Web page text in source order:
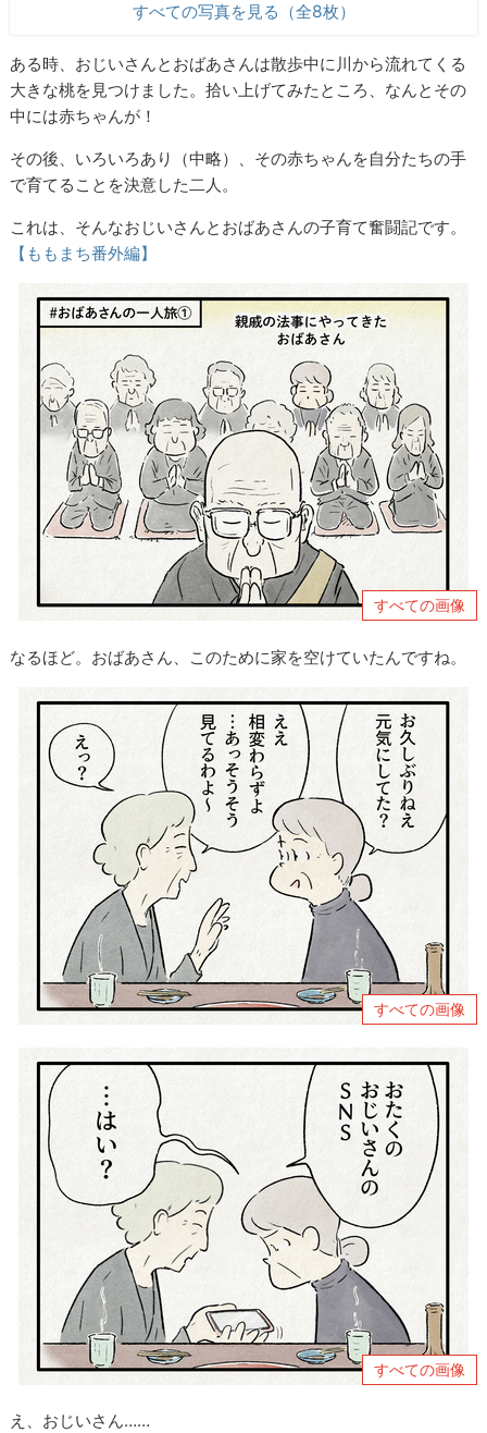
すべての写真を見る（全8枚）
ある時、おじいさんとおばあさんは散歩中に川から流れてくる
大きな桃を見つけました。拾い上げてみたところ、なんとその
中には赤ちゃんが！
その後、いろいろあり（中略）、その赤ちゃんを自分たちの手
で育てることを決意した二人。
これは、そんなおじいさんとおばあさんの子育て奮闘記です。
【ももまち番外編】
すべての画像
なるほど。おばあさん、このために家を空けていたんですね。
すべての画像
すべての画像
え、おじいさん……